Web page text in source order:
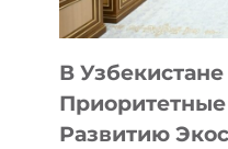
В
Развитию